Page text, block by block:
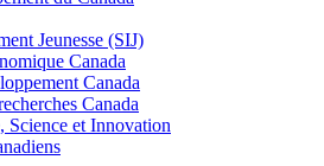
Jeunesse (SIJ)
Canada
Canada
Canada
Science et Innovation